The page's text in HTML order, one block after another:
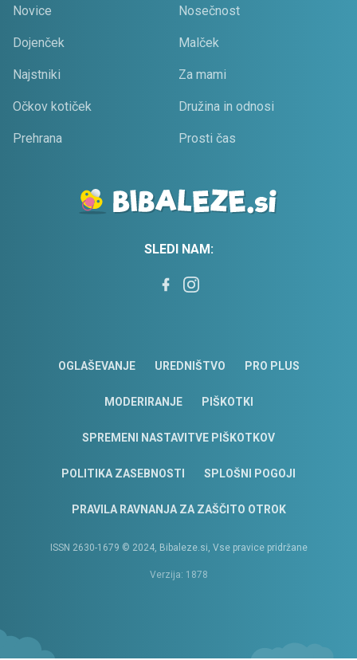
Novice Nosečnost
Dojenček Malček
Najstniki Za mami
Očkov kotiček Družina in odnosi
Prehrana Prosti čas
SLEDI NAM:
OGLAŠEVANJE UREDNIŠTVO PRO PLUS
MODERIRANJE PIŠKOTKI
SPREMENI NASTAVITVE PIŠKOTKOV
POLITIKA ZASEBNOSTI SPLOŠNI POGOJI
PRAVILA RAVNANJA ZA ZAŠČITO OTROK
ISSN 2630-1679 © 2024, Bibaleze.si, Vse pravice pridržane
Verzija: 1878